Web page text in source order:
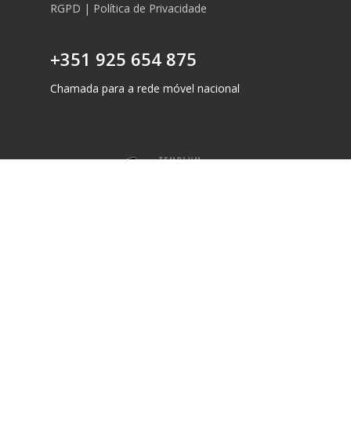
RGPD | Política de Privacidade
+351 925 654 875
Chamada para a rede móvel nacional